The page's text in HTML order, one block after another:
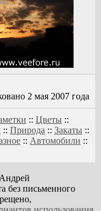
2 мая 2007 года
:: Цветы ::
:: Природа :: Закаты ::
:: Автомобили ::
без письменного